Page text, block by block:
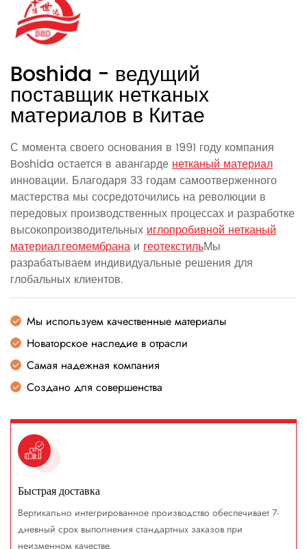
Boshida - ведущий
поставщик нетканых
материалов в Китае
С момента своего основания в 1991 году компания
Boshida остается в авангарденетканый материал
инновации. Благодаря 33 годам самоотверженного
мастерства мы сосредоточились на революции в
передовых производственных процессах и разработке
высокопроизводительныхиглопробивной нетканый
материал,геомембрана и геотекстильМы
разрабатываем индивидуальные решения для
глобальных клиентов.
Мы используем качественные материалы
Новаторское наследие в отрасли
Самая надежная компания
Создано для совершенства
Быстрая доставка
Вертикально интегрированное производство обеспечивает 7-
дневный срок выполнения стандартных заказов при
неизменном качестве.